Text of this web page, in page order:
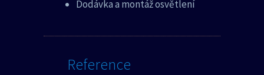
Dodávka a montáž osvětlení
Reference